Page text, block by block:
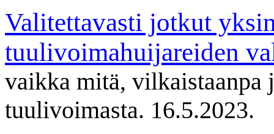
Valitettavasti jotkut
tuulivoimahuijareiden
vaikka mitä,
tuulivoimasta. 16.5.2023.